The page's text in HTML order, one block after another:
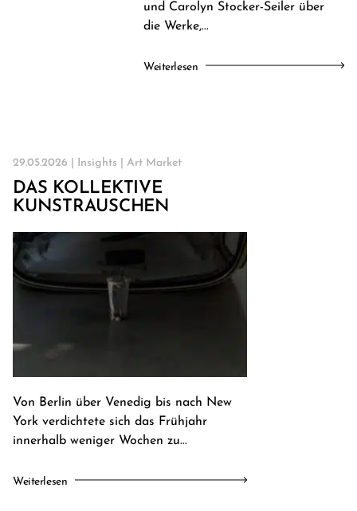
und Carolyn Stocker-Seiler über
die Werke,...
Weiterlesen
29.05.2026 | Insights Art Market
DAS KOLLEKTIVE
KUNSTRAUSCHEN
Von Berlin über Venedig bis nach New
York verdichtete sich das Frühjahr
innerhalb weniger Wochen zu...
Weiterlesen